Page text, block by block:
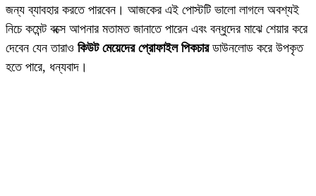
জন্য ব্যাবহার করতে পারবেন। আজকের এই পোস্টটি ভালো লাগলে অবশ্যই
নিচে কমেন্ট বক্সে আপনার মতামত জানাতে পারেন এবং বন্ধুদের মাঝে শেয়ার করে
দেবেন যেন তারাও কিউট মেয়েদের প্রোফাইল পিকচারডাউনলোড করে উপকৃত
হতে পারে, ধন্যবাদ।